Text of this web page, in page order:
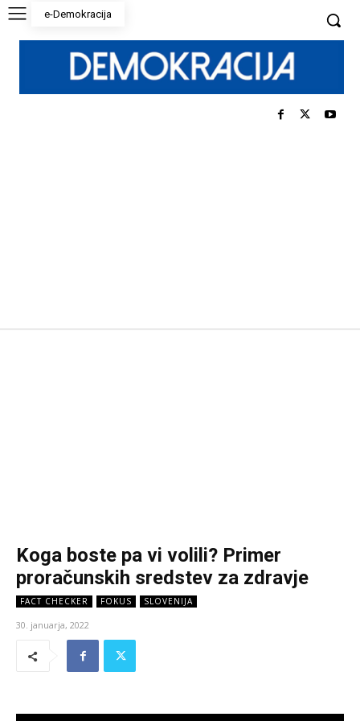
e-Demokracija
Koga boste pa vi volili? Primer
proračunskih sredstev za zdravje
FACT CHECKER FOKUS SLOVENIJA
30. januarja, 2022